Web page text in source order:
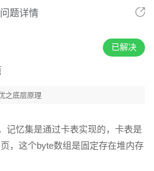
问题详情
已解决
之底层原理
记忆集是通过卡表实现的，卡表是
，这个byte数组是固定存在堆内存